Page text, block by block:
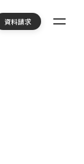
資料請求